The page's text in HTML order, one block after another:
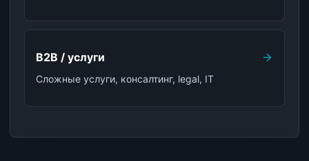
B2B / услуги
Сложные услуги, консалтинг, legal, IT